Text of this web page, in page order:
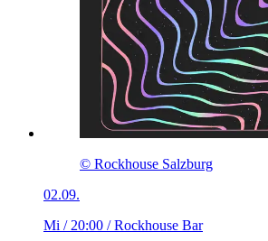
© Rockhouse Salzburg
02.09.
Mi / 20:00 / Rockhouse Bar